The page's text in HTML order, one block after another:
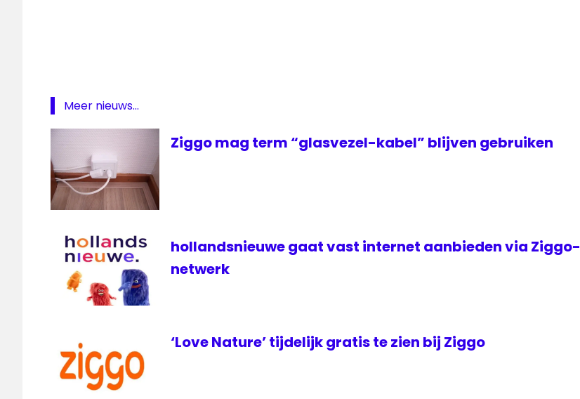
naamsverandering
ziggo
Meer nieuws...
Ziggo mag term “glasvezel-kabel” blijven gebruiken
hollandsnieuwe gaat vast internet aanbieden via Ziggo-
netwerk
‘Love Nature’ tijdelijk gratis te zien bij Ziggo